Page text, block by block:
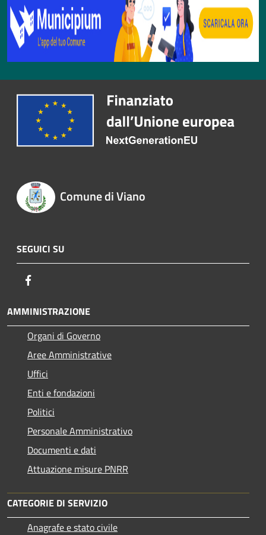
Comune di Viano
SEGUICI SU
AMMINISTRAZIONE
Organi di Governo
Aree Amministrative
Uffici
Enti e fondazioni
Politici
Personale Amministrativo
Documenti e dati
Attuazione misure PNRR
CATEGORIE DI SERVIZIO
Anagrafe e stato civile